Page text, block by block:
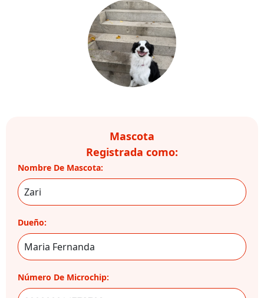
Mascota
Registrada como:
Nombre De Mascota:
Dueño:
Número De Microchip: